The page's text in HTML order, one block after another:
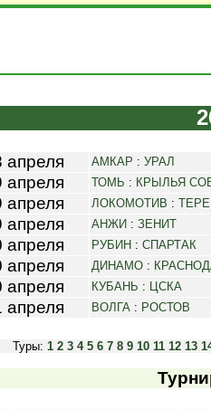
апреля АМКАР : УРАЛ
апреля ТОМЬ : КРЫЛЬЯ
апреля ЛОКОМОТИВ :
апреля АНЖИ : ЗЕНИТ
апреля РУБИН : СПАРТАК
апреля ДИНАМО :
апреля КУБАНЬ : ЦСКА
апреля ВОЛГА : РОСТОВ
Туры: 1 2 3 4 5 6 7 8 9 10 11 12 13